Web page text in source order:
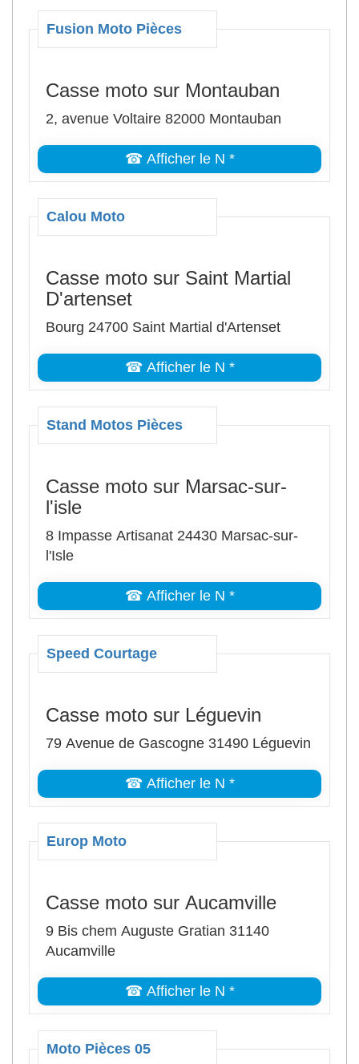
Fusion Moto Pièces
Casse moto sur Montauban
2, avenue Voltaire 82000 Montauban
☎ Afficher le N *
Calou Moto
Casse moto sur Saint Martial
D'artenset
Bourg 24700 Saint Martial d'Artenset
☎ Afficher le N *
Stand Motos Pièces
Casse moto sur Marsac-sur-
l'isle
8 Impasse Artisanat 24430 Marsac-sur-
l'Isle
☎ Afficher le N *
Speed Courtage
Casse moto sur Léguevin
79 Avenue de Gascogne 31490 Léguevin
☎ Afficher le N *
Europ Moto
Casse moto sur Aucamville
9 Bis chem Auguste Gratian 31140
Aucamville
☎ Afficher le N *
Moto Pièces 05